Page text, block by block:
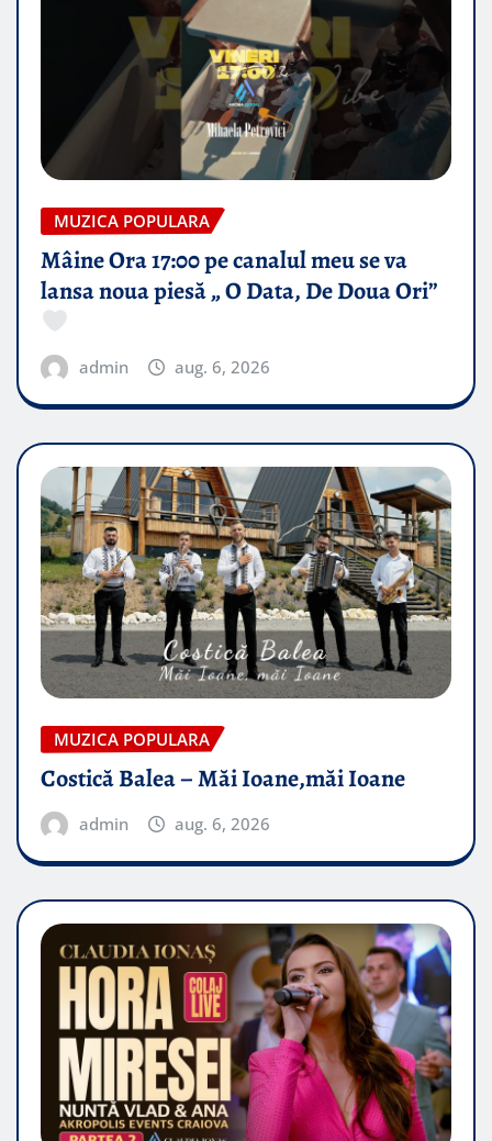
MUZICA POPULARA
Mâine Ora 17:00 pe canalul meu se va
lansa noua piesă „ O Data, De Doua Ori”
admin aug. 6, 2026
MUZICA POPULARA
Costică Balea – Măi Ioane,măi Ioane
admin aug. 6, 2026